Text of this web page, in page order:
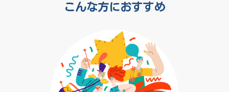
こんな方におすすめ